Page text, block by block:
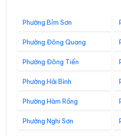
Phường Bỉm Sơn
Phường Đông Quang
Phường Đông Tiến
Phường Hải Bình
Phường Hàm Rồng
Phường Nghi Sơn